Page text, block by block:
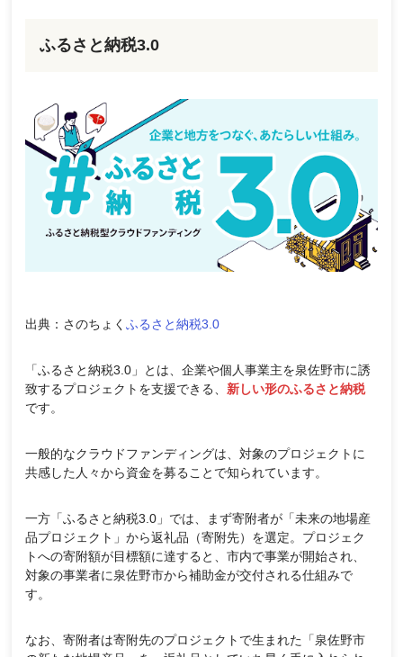
ふるさと納税3.0
出典：さのちょくふるさと納税3.0
「ふるさと納税3.0」とは、企業や個人事業主を泉佐野市に誘
致するプロジェクトを支援できる、 新しい形のふるさと納税
です。
一般的なクラウドファンディングは、対象のプロジェクトに
共感した人々から資金を募ることで知られています。
一方「ふるさと納税3.0」では、まず寄附者が「未来の地場産
品プロジェクト」から返礼品（寄附先）を選定。プロジェク
トへの寄附額が目標額に達すると、市内で事業が開始され、
対象の事業者に泉佐野市から補助金が交付される仕組みで
す。
なお、寄附者は寄附先のプロジェクトで生まれた「泉佐野市